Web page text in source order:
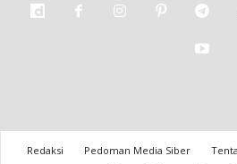
Redaksi Pedoman Media Siber